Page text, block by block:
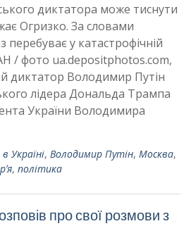
диктатора може тиснути
Огризко. За словами
перебуває у катастрофічній
/ фото ua.depositphotos.com,
диктатор Володимир Путін
лідера Дональда Трампа
України Володимира
Україні, Володимир Путін, Москва,
, політика
про свої розмови з